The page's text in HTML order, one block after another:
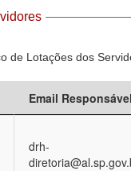
de Lotações dos
Email
drh-